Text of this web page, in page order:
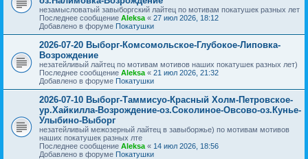
незамысловатый завыборгский лайтец по мотивам покатушек разных лет
Последнее сообщение Aleksa « 27 июл 2026, 18:12
Добавлено в форуме Покатушки
2026-07-20 Выборг-Комсомольское-Глубокое-Липовка-
Возрождение
незатейливый лайтец по мотивам мотивов наших покатушек разных лет)
Последнее сообщение Aleksa « 21 июл 2026, 21:32
Добавлено в форуме Покатушки
2026-07-10 Выборг-Таммисуо-Красный Холм-Петровское-
ур.Хайкилла-Возрождение-оз.Соколиное-Овсово-оз.Кунье-
Улыбино-Выборг
незатейливый межозерный лайтец в завыборжье) по мотивам мотивов
наших покатушек разных лте
Последнее сообщение Aleksa « 14 июл 2026, 18:56
Добавлено в форуме Покатушки